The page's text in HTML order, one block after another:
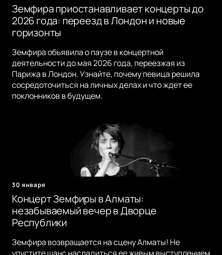
Земфира приостанавливает концерты до
2026 года: переезд в Лондон и новые
горизонты
Земфира объявила о паузе в концертной
деятельности до мая 2026 года, переезжая из
Парижа в Лондон. Узнайте, почему певица решила
сосредоточиться на личных делах и что ждет ее
поклонников в будущем.
30 января
Концерт Земфиры в Алматы:
незабываемый вечер в Дворце
Республики
Земфира возвращается на сцену Алматы! Не